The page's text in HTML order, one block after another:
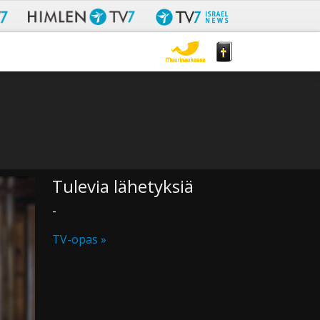
Tulevia lähetyksiä
-
TV-opas »